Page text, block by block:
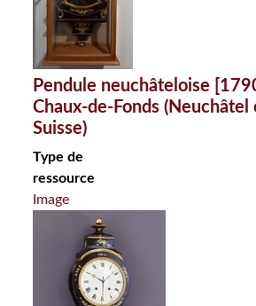
Pendule neuchâteloise
Chaux-de-Fonds (Neuchâtel
Suisse)
Type de
ressource
Image